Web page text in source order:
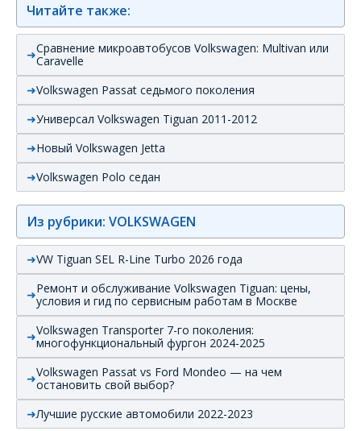
Читайте также:
Сравнение микроавтобусов Volkswagen: Multivan или
Caravelle
Volkswagen Passat седьмого поколения
Универсал Volkswagen Tiguan 2011-2012
Новый Volkswagen Jetta
Volkswagen Polo седан
Из рубрики: VOLKSWAGEN
VW Tiguan SEL R-Line Turbo 2026 года
Ремонт и обслуживание Volkswagen Tiguan: цены,
условия и гид по сервисным работам в Москве
Volkswagen Transporter 7-го поколения:
многофункциональный фургон 2024-2025
Volkswagen Passat vs Ford Mondeo — на чем
остановить свой выбор?
Лучшие русские автомобили 2022-2023